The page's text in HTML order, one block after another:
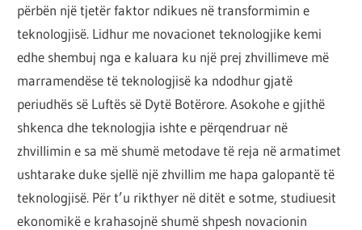
përbën një tjetër faktor ndikues në transformimin e
teknologjisë. Lidhur me novacionet teknologjike kemi
edhe shembuj nga e kaluara ku një prej zhvillimeve më
marramendëse të teknologjisë ka ndodhur gjatë
periudhës së Luftës së Dytë Botërore. Asokohe e gjithë
shkenca dhe teknologjia ishte e përqendruar në
zhvillimin e sa më shumë metodave të reja në armatimet
ushtarake duke sjellë një zhvillim me hapa galopantë të
teknologjisë. Për t’u rikthyer në ditët e sotme, studiuesit
ekonomikë e krahasojnë shumë shpesh novacionin